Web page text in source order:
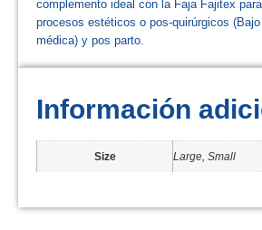
complemento ideal con la Faja Fajitex
procesos estéticos o pos-quirúrgicos
médica) y pos parto.
Información
Size Large, Small